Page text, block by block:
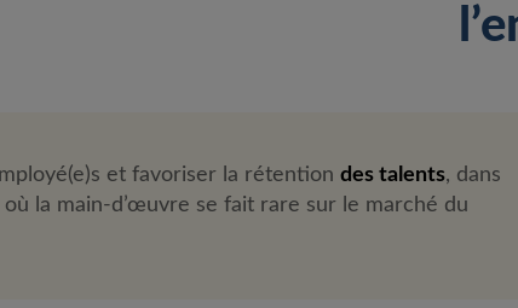
et favoriser la rétention des talents, dans
la main-d’œuvre se fait rare sur le marché du